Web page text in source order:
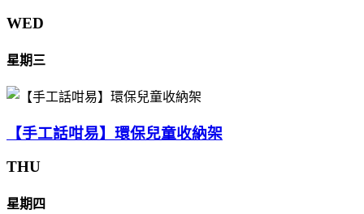
WED
星期三
【手工話咁易】環保兒童收納架
THU
星期四